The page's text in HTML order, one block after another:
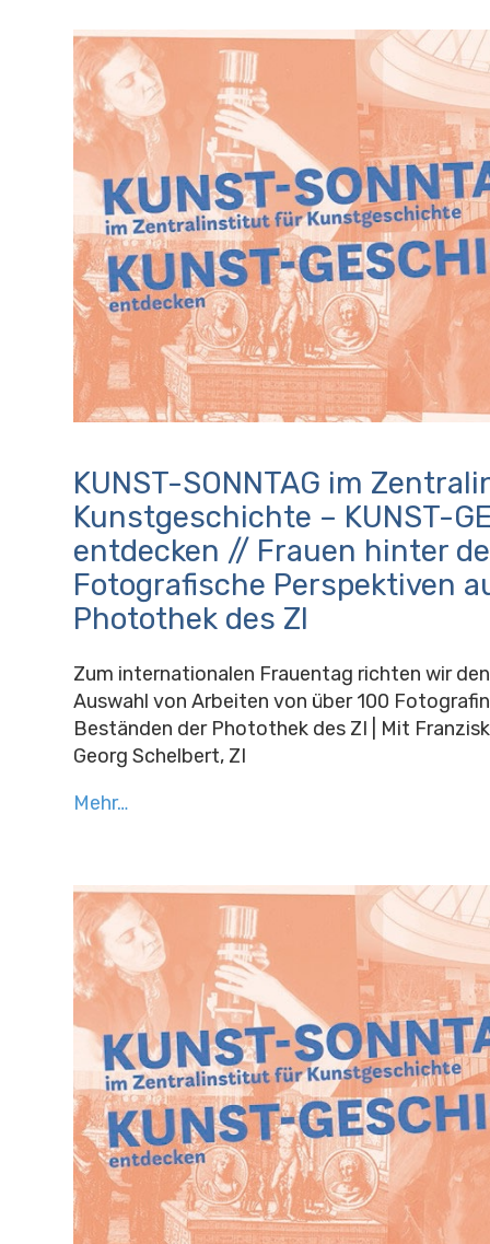
KUNST-SONNTAG im
Kunstgeschichte – KUNST-
entdecken // Frauen hinter
Fotografische Perspektiven
Photothek des ZI
Zum internationalen Frauentag richten wir
Auswahl von Arbeiten von über 100
Beständen der Photothek des ZI | Mit
Georg Schelbert, ZI
Mehr…